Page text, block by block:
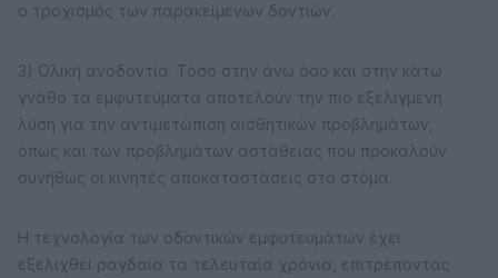
ο τροχισμός των παρακείμενων δοντιών.
3) Ολική ανοδοντία. Τόσο στην άνω όσο και στην κάτω
γνάθο τα εμφυτεύματα αποτελούν την πιο εξελιγμένη
λύση για την αντιμετώπιση αισθητικών προβλημάτων,
όπως και των προβλημάτων αστάθειας που προκαλούν
συνήθως οι κινητές αποκαταστάσεις στο στόμα.
Η τεχνολογία των οδοντικών εμφυτευμάτων έχει
εξελιχθεί ραγδαία τα τελευταία χρόνια, επιτρέποντας